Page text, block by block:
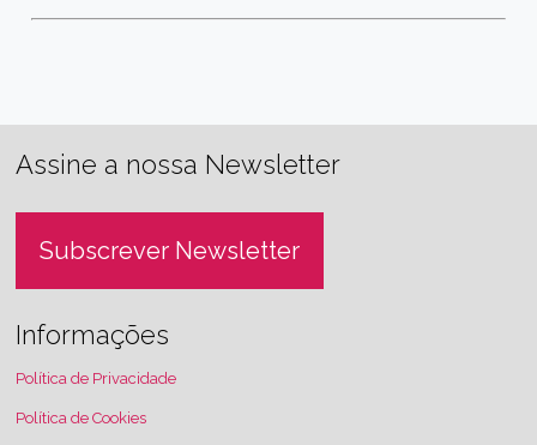
Assine a nossa Newsletter
Subscrever Newsletter
Informações
Política de Privacidade
Política de Cookies